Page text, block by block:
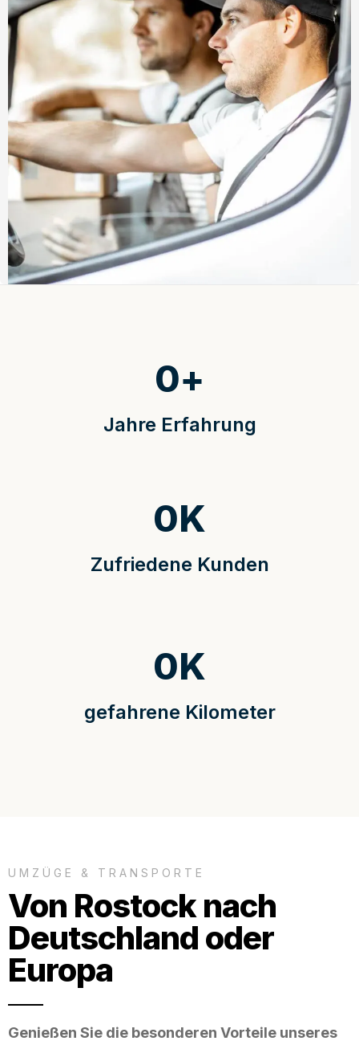
Jahre Erfahrung
0+
Zufriedene Kunden
0K
gefahrene Kilometer
0K
UMZÜGE & TRANSPORTE
Von Rostock nach
Deutschland oder
Europa
Genießen Sie die besonderen Vorteile unseres